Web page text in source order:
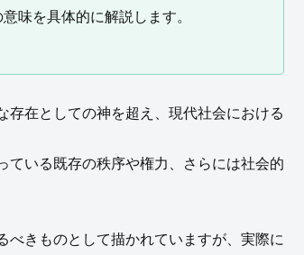
味を具体的に解説します。
存在としての神を超え、現代社会における
ている既存の秩序や権力、さらには社会的
べきものとして描かれていますが、実際に